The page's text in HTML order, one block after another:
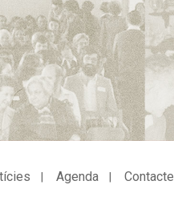
Agenda Contacte